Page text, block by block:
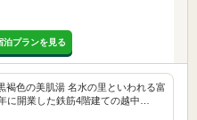
泊プランを見る
褐色の美肌湯 名水の里といわれる富
に開業した鉄筋4階建ての越中…